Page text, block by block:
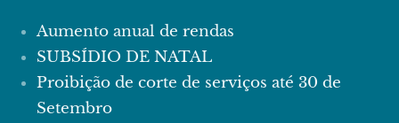
Aumento anual de rendas
SUBSÍDIO DE NATAL
Proibição de corte de serviços até 30 de
Setembro